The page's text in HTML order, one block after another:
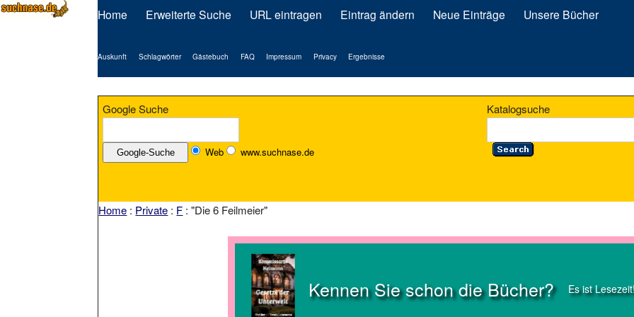
Home Erweiterte Suche URL eintragen Eintrag ändern Neue Einträge Unsere Bücher
Auskunft Schlagwörter Gästebuch FAQ Impressum Privacy Ergebnisse
Google Suche
Web www.suchnase.de
Katalogsuche
Home : Private : F : "Die 6 Feilmeier"
Kennen Sie schon die Bücher? Es ist